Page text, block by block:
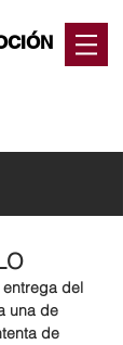
del
una de
de